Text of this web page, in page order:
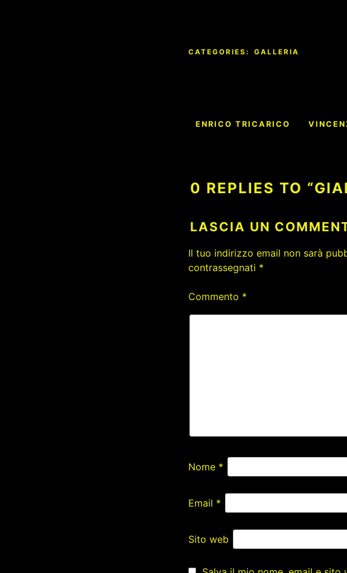
CATEGORIES: GALLERIA
Navigazione
ENRICO TRICARICO
0 REPLIES TO
LASCIA UN
Il tuo indirizzo email non sarà
contrassegnati *
Commento *
Nome *
Email *
Sito web